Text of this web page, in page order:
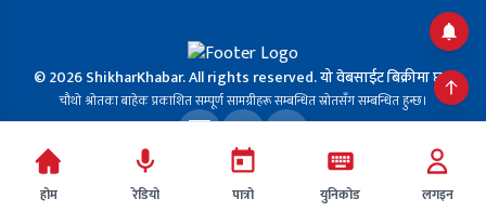
© 2026 ShikharKhabar. All rights reserved. यो वेबसाईट बिक्रीमा छ ।
चौथो श्रोतका बाहेक प्रकाशित सम्पूर्ण सामग्रीहरू सम्बन्धित स्रोतसँग सम्बन्धित हुन्छ।
Design & Developed By: Peack Mind Digital
होम रेडियो पात्रो युनिकोड लगइन